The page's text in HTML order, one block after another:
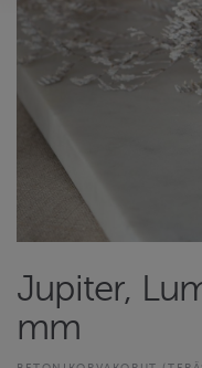
Jupiter,
mm